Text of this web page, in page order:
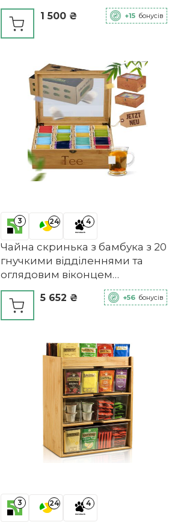
com-four
1 500 ₴ +15 бонусів
3 24 4
Чайна скринька з бамбука з 20
гнучкими відділеннями та
оглядовим віконцем
NATURSCHMIED
5 652 ₴ +56 бонусів
3 24 4